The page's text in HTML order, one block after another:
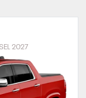
2027